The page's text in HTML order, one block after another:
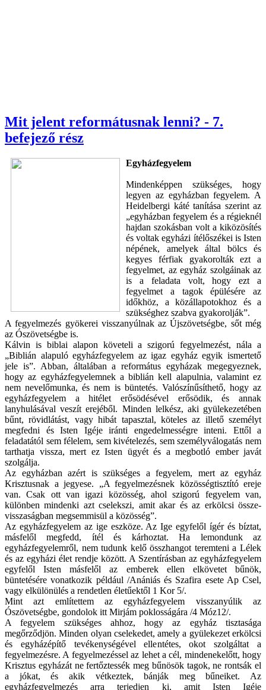
Mit jelent reformátusnak lenni? - 7.
befejező rész
Egyházfegyelem
Mindenképpen szükséges, hogy
legyen az egyházban fegyelem. A
Heidelbergi káté tanítása szerint az
„egyházban fegyelem és a régieknél
hajdan szokásban volt a kiközösítés
és voltak egyházi ítélőszékei is Isten
népének, amelyek által bölcs és
kegyes férfiak gyakorolták ezt a
fegyelmet, az egyház szolgáinak az
is a feladata volt, hogy ezt a
fegyelmet a tagok épülésére az
időkhöz, a közállapotokhoz és a
szükséghez szabva gyakorolják”.
A fegyelmezés gyökerei visszanyúlnak az Újszövetségbe, sőt még
az Ószövetségbe is.
Kálvin is biblai alapon követeli a szigorú fegyelmezést, nála a
„Biblián alapuló egyházfegyelem az igaz egyház egyik ismertető
jele is”. Abban, általában a református egyházak megegyeznek,
hogy az egyházfegyelemnek a biblián kell alapulnia, valamint ez
nem nevelőmunka, és nem is büntetés. Valószínűsíthető, hogy az
egyházfegyelem a hitélet erősödésével erősödik, és annak
lanyhulásával veszít erejéből. Minden lelkész, aki gyülekezetében
bűnt, rövidlátást, vagy hibát tapasztal, köteles az illető személyt
megfedni és Isten Igéje iránti engedelmességre inteni. Ettől a
feladatától sem félelem, sem kivételezés, sem személyválogatás nem
tarthatja vissza, mert ez Isten ügyét és a megbotló ember javát
szolgálja.
Az egyházban azért is szükséges a fegyelem, mert az egyház
Krisztusnak a jegyese. „A fegyelmezésnek közösségtisztító ereje
van. Csak ott van igazi közösség, ahol szigorú fegyelem van,
különben mindenki azt cselekszi, amit akar és az erkölcsi össze-
visszaságban megsemmisül a közösség”.
Az egyházfegyelem az ige eszköze. Az Ige egyfelől ígér és bíztat,
másfelől megfedd, ítél és kárhoztat. Ha lemondunk az
egyházfegyelemről, nem tudunk kelő összhangot teremteni a Lélek
és az egyházi élet rendje között. A Szentírásban az egyházfegyelem
egyfelől Isten másfelől az emberek ellen elkövetet bűnök,
büntetésére vonatkozik például /Anániás és Szafira esete Ap Csel,
vagy elkülönülés a rendetlen életűektől 1 Kor 5/.
Mint azt említettem az egyházfegyelem visszanyúlik az
Ószövetségbe, gondolok itt Mirjám poklosságára /4 Móz12/.
A fegyelem szükséges ahhoz, hogy az egyház tisztasága
megőrződjön. Minden olyan cselekedet, amely a gyülekezet erkölcsi
és egyházépítő tevékenységével ellentétes, okot szolgáltat a
fegyelmezésre. A fegyelmezéssel az lehet a cél, mindenekelőtt, hogy
Krisztus egyházát ne fertőztessék meg bűnösök tagok, ne rontsák el
a jókat, és akik vétkeztek, bánják meg bűneiket. Az
egyházfegyelmezés arra terjedjen ki, amit Isten Igéje